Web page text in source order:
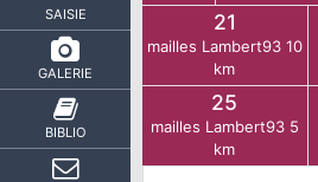
SAISIE
GALERIE
BIBLIO
21
mailles Lambert93 10
km
25
mailles Lambert93 5
km